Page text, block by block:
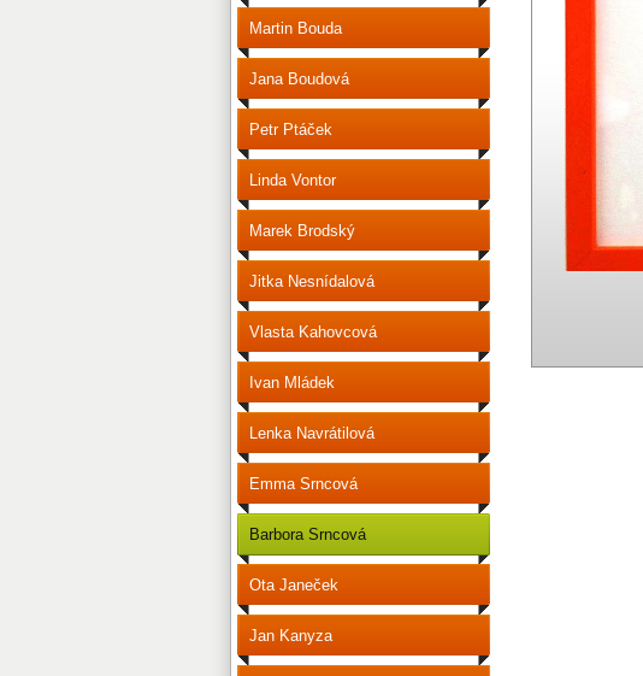
Martin Bouda
Jana Boudová
Petr Ptáček
Linda Vontor
Marek Brodský
Jitka Nesnídalová
Vlasta Kahovcová
Ivan Mládek
Lenka Navrátilová
Emma Srncová
Barbora Srncová
Ota Janeček
Jan Kanyza